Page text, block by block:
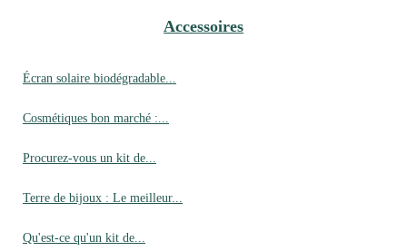
Accessoires
Écran solaire biodégradable...
Cosmétiques bon marché :...
Procurez-vous un kit de...
Terre de bijoux : Le meilleur...
Qu'est-ce qu'un kit de...